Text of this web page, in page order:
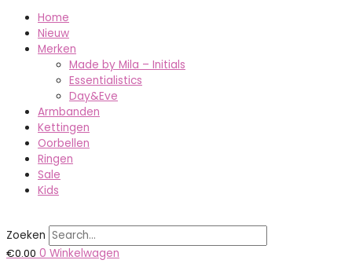
Home
Nieuw
Merken
Made by Mila – Initials
Essentialistics
Day&Eve
Armbanden
Kettingen
Oorbellen
Ringen
Sale
Kids
Zoeken
€0.00 0 Winkelwagen